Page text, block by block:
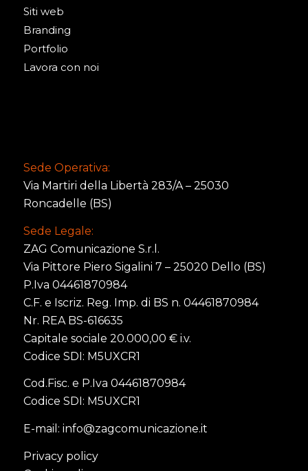
Siti web
Branding
Portfolio
Lavora con noi
Sede Operativa:
Via Martiri della Libertà 283/A – 25030
Roncadelle (BS)
Sede Legale:
ZAG Comunicazione S.r.l.
Via Pittore Piero Sigalini 7 – 25020 Dello (BS)
P.Iva 04461870984
C.F. e Iscriz. Reg. Imp. di BS n. 04461870984
Nr. REA BS-616635
Capitale sociale 20.000,00 € i.v.
Codice SDI: M5UXCR1
Cod.Fisc. e P.Iva 04461870984
Codice SDI: M5UXCR1
E-mail: info@zagcomunicazione.it
Privacy policy